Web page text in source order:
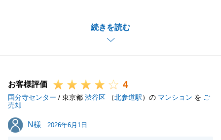
続きを読む
力ながらお手伝いできましたことを大変光栄に思いま
また、「十分すぎるほど的確な説明と対応をしてもら
し上げます。
日々の営業活動において、常にお客様のご要望に沿っ
たご提案と、お客様目線での丁寧なご説明を心がけて
おりますので、A様からいただいたお言葉は営業冥利
お客様評価 4
国分寺センター / 東京都 渋谷区 （北参道駅）の マンション を ご
売却
N様
N様 2026年6月1日